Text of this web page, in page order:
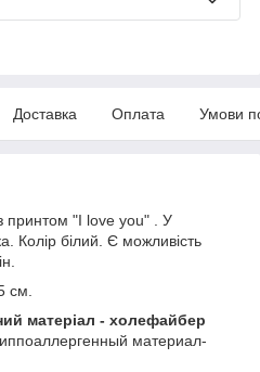
Доставка Оплата Умови
принтом "I love you" . У
Колір білий. Є можливість
см.
матеріал - холефайбер
материал-